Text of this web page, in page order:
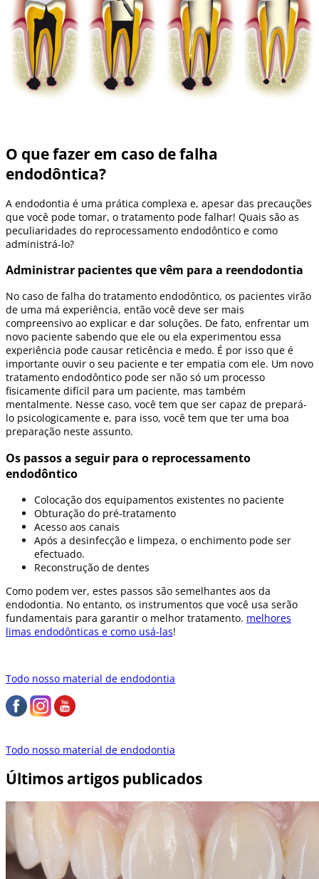
O que fazer em caso de falha
endodôntica?
A endodontia é uma prática complexa e, apesar das precauções
que você pode tomar, o tratamento pode falhar! Quais são as
peculiaridades do reprocessamento endodôntico e como
administrá-lo?
Administrar pacientes que vêm para a reendodontia
No caso de falha do tratamento endodôntico, os pacientes virão
de uma má experiência, então você deve ser mais
compreensivo ao explicar e dar soluções. De fato, enfrentar um
novo paciente sabendo que ele ou ela experimentou essa
experiência pode causar reticência e medo. É por isso que é
importante ouvir o seu paciente e ter empatia com ele. Um novo
tratamento endodôntico pode ser não só um processo
fisicamente difícil para um paciente, mas também
mentalmente. Nesse caso, você tem que ser capaz de prepará-
lo psicologicamente e, para isso, você tem que ter uma boa
preparação neste assunto.
Os passos a seguir para o reprocessamento
endodôntico
Colocação dos equipamentos existentes no paciente
Obturação do pré-tratamento
Acesso aos canais
Após a desinfecção e limpeza, o enchimento pode ser
efectuado.
Reconstrução de dentes
Como podem ver, estes passos são semelhantes aos da
endodontia. No entanto, os instrumentos que você usa serão
fundamentais para garantir o melhor tratamento. melhores
limas endodônticas e como usá-las!
Todo nosso material de endodontia
Todo nosso material de endodontia
Últimos artigos publicados